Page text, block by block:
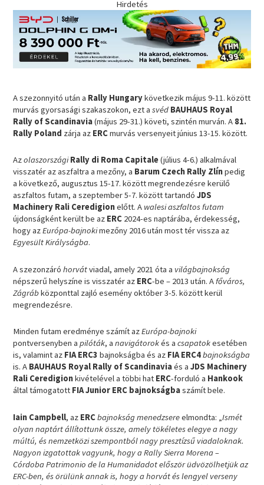
Hirdetés
A szezonnyitó után a Rally Hungarykövetkezik május 9-11. között
murvás gyorsasági szakaszokon, ezt asvéd BAUHAUS Royal
Rally of Scandinavia(május 29-31.) követi, szintén murván. A 81.
Rally Poland zárja az ERCmurvás versenyeit június 13-15. között.
Azolaszországi Rally di Roma Capitale(július 4-6.) alkalmával
visszatér az aszfaltra a mezőny, a Barum Czech Rally Zlínpedig
a következő, augusztus 15-17. között megrendezésre kerülő
aszfaltos futam, a szeptember 5-7. között tartandóJDS
Machinery Rali Ceredigionelőtt. A walesi aszfaltos futam
újdonságként került be az ERC 2024-es naptárába, érdekesség,
hogy azEurópa-bajnokimezőny 2016 után most tér vissza az
Egyesült Királyságba.
A szezonzáróhorvátviadal, amely 2021 óta a világbajnokság
népszerű helyszíne is visszatér az ERC-be – 2013 után. Afőváros,
Zágrábközponttal zajló esemény október 3-5. között kerül
megrendezésre.
Minden futam eredménye számít azEurópa-bajnoki
pontversenyben apilóták, anavigátorokés acsapatokesetében
is, valamint az FIA ERC3 bajnokságba és az FIA ERC4bajnokságba
is. A BAUHAUS Royal Rally of Scandinaviaés aJDS Machinery
Rali Ceredigionkivételével a többi hat ERC-forduló a Hankook
által támogatott FIA Junior ERC bajnokságbaszámít bele.
Iain Campbell, az ERCbajnokság menedzsereelmondta: „Ismét
olyan naptárt állítottunk össze, amely tökéletes elegye a nagy
múltú, és nemzetközi szempontból nagy presztízsű viadaloknak.
Nagyon izgatottak vagyunk, hogy a Rally Sierra Morena –
Córdoba Patrimonio de la Humanidadot először üdvözölhetjük az
ERC-ben, és örülünk annak is, hogy a horvát és lengyel verseny